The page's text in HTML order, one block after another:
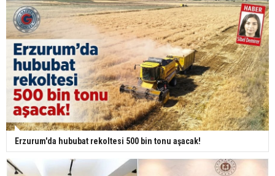
Erzurum'da hububat rekoltesi 500 bin tonu aşacak!